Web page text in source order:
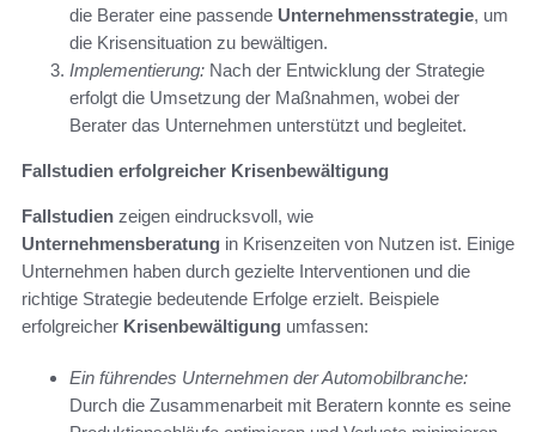
die Berater eine passende Unternehmensstrategie, um
die Krisensituation zu bewältigen.
Implementierung: Nach der Entwicklung der Strategie
erfolgt die Umsetzung der Maßnahmen, wobei der
Berater das Unternehmen unterstützt und begleitet.
Fallstudien erfolgreicher Krisenbewältigung
Fallstudien zeigen eindrucksvoll, wie
Unternehmensberatung in Krisenzeiten von Nutzen ist. Einige
Unternehmen haben durch gezielte Interventionen und die
richtige Strategie bedeutende Erfolge erzielt. Beispiele
erfolgreicher Krisenbewältigung umfassen:
Ein führendes Unternehmen der Automobilbranche:
Durch die Zusammenarbeit mit Beratern konnte es seine